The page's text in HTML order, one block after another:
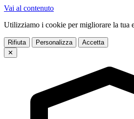
Vai al contenuto
Utilizziamo i cookie per migliorare la tua
Rifiuta Personalizza
Accetta
✕